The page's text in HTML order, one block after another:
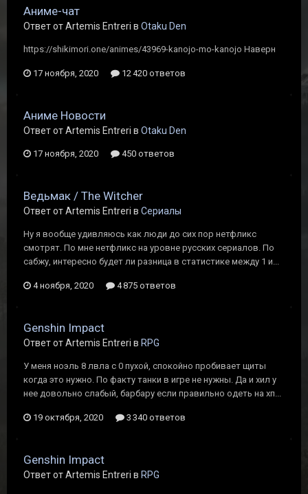
Аниме-чат
Ответ от Artemis Entreri в Otaku Den
https://shikimori.one/animes/43969-kanojo-mo-kanojo Наверн
17 ноября, 2020 12 420 ответов
Аниме Новости
Ответ от Artemis Entreri в Otaku Den
17 ноября, 2020 450 ответов
Ведьмак / The Witcher
Ответ от Artemis Entreri в Сериалы
Ну я вообще удивляюсь как люди до сих пор нетфликс
смотрят. По мне нетфликс на уровне русских сериалов. По
сабжу, интересно будет ли разница в статистике между 1 и...
4 ноября, 2020 4 875 ответов
Genshin Impact
Ответ от Artemis Entreri в RPG
У меня ноэль 8 лвла с 0 пухой, спокойно пробивает щиты
когда это нужно. По факту танки в игре не нужны. Да и хил у
нее довольно слабый, барбару если правильно одеть на хп...
19 октября, 2020 3 340 ответов
Genshin Impact
Ответ от Artemis Entreri в RPG